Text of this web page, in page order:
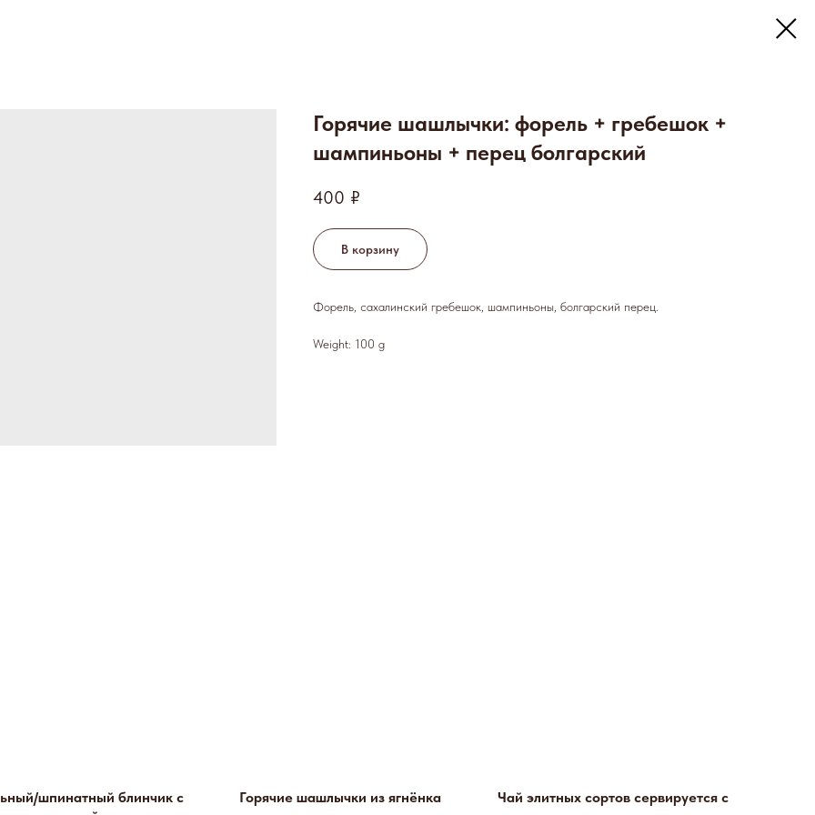
Горячие шашлычки: форель + гребешок +
шампиньоны + перец болгарский
400 ₽
В корзину
Форель, сахалинский гребешок, шампиньоны, болгарский перец.
Weight: 100 g
шпинатный блинчик с
Горячие шашлычки из ягнёнка
Чай элитных сортов сервируется с